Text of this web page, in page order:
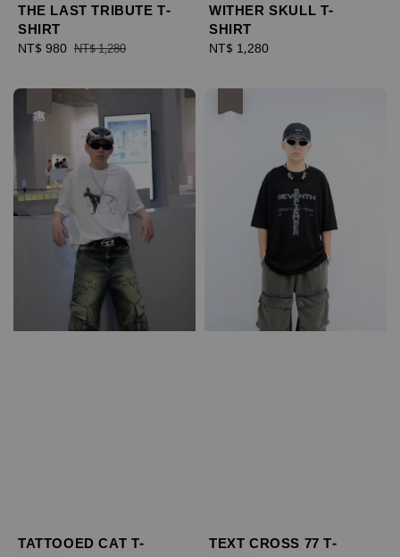
THE LAST TRIBUTE T-
SHIRT
Sale
NT$ 980 Regular
NT$ 1,280
WITHER SKULL T-
SHIRT
Regular
NT$ 1,280
TATTOOED CAT T-
TEXT CROSS 77 T-